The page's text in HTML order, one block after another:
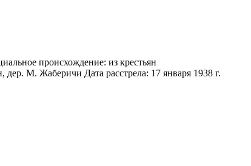
происхождение: из крестьян
М. Жаберичи Дата расстрела: 17 января 1938 г.